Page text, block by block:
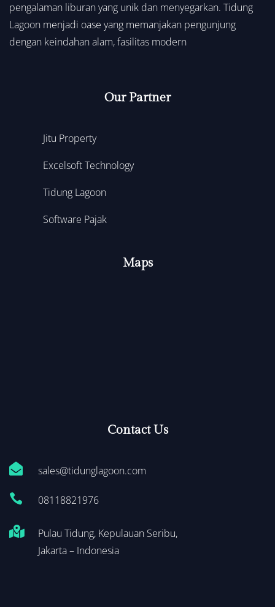
Contact Us
 sales@tidunglagoon.com
 08118821976

Pulau Tidung, Kepulauan Seribu,
Jakarta – Indonesia
pengalaman liburan yang unik dan menyegarkan. Tidung
Lagoon menjadi oase yang memanjakan pengunjung
dengan keindahan alam, fasilitas modern
Our Partner
Jitu Property
Excelsoft Technology
Tidung Lagoon
Software Pajak
Maps